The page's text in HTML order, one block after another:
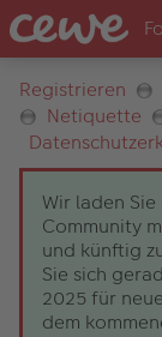
Registrieren
Netiquette
Wir laden Sie
Community
und künftig
Sie sich
2025 für
dem